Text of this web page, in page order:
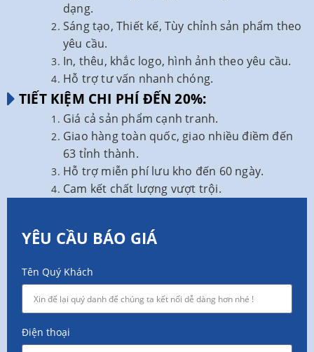
dạng.
Sáng tạo, Thiết kế, Tùy chỉnh sản phẩm theo
yêu cầu.
In, thêu, khắc logo, hình ảnh theo yêu cầu.
Hỗ trợ tư vấn nhanh chóng.
TIẾT KIỆM CHI PHÍ ĐẾN 20%:
Giá cả sản phẩm cạnh tranh.
Giao hàng toàn quốc, giao nhiều điềm đến
63 tỉnh thành.
Hỗ trợ miễn phí lưu kho đến 60 ngày.
Cam kết chất lượng vượt trội.
YÊU CẦU BÁO GIÁ
Tên Quý Khách
Điện thoại